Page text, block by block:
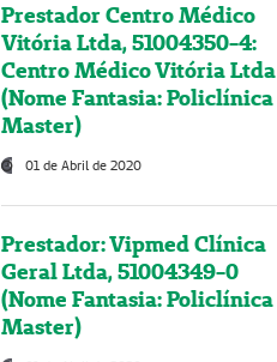
Prestador Centro Médico
Vitória Ltda, 51004350-4:
Centro Médico Vitória Ltda
(Nome Fantasia: Policlínica
Master)
01 de Abril de 2020
Prestador: Vipmed Clínica
Geral Ltda, 51004349-0
(Nome Fantasia: Policlínica
Master)